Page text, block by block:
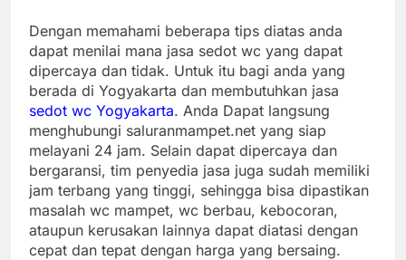
Dengan memahami beberapa tips diatas anda
dapat menilai mana jasa sedot wc yang dapat
dipercaya dan tidak. Untuk itu bagi anda yang
berada di Yogyakarta dan membutuhkan jasa
sedot wc Yogyakarta. Anda Dapat langsung
menghubungi saluranmampet.net yang siap
melayani 24 jam. Selain dapat dipercaya dan
bergaransi, tim penyedia jasa juga sudah memiliki
jam terbang yang tinggi, sehingga bisa dipastikan
masalah wc mampet, wc berbau, kebocoran,
ataupun kerusakan lainnya dapat diatasi dengan
cepat dan tepat dengan harga yang bersaing.